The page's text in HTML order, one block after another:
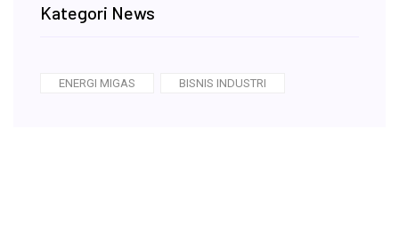
Kategori News
ENERGI MIGAS BISNIS INDUSTRI